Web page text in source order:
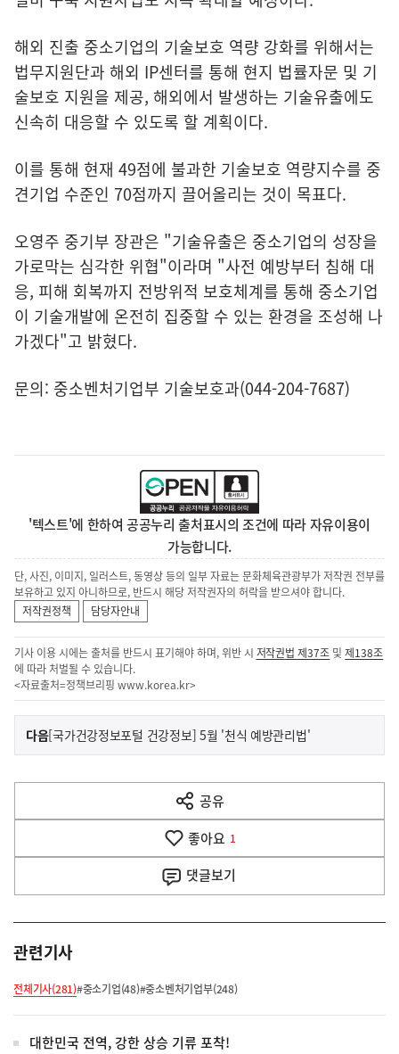
해외 진출 중소기업의 기술보호 역량 강화를 위해서는
법무지원단과 해외 IP센터를 통해 현지 법률자문 및 기
술보호 지원을 제공, 해외에서 발생하는 기술유출에도
신속히 대응할 수 있도록 할 계획이다.
이를 통해 현재 49점에 불과한 기술보호 역량지수를 중
견기업 수준인 70점까지 끌어올리는 것이 목표다.
오영주 중기부 장관은 "기술유출은 중소기업의 성장을
가로막는 심각한 위협"이라며 "사전 예방부터 침해 대
응, 피해 회복까지 전방위적 보호체계를 통해 중소기업
이 기술개발에 온전히 집중할 수 있는 환경을 조성해 나
가겠다"고 밝혔다.
문의: 중소벤처기업부 기술보호과(044-204-7687)
'텍스트'에 한하여 공공누리 출처표시의 조건에 따라 자유이용이
가능합니다.
단, 사진, 이미지, 일러스트, 동영상 등의 일부 자료는 문화체육관광부가 저작권 전부를
보유하고 있지 아니하므로, 반드시 해당 저작권자의 허락을 받으셔야 합니다.
저작권정책
담당자안내
기사 이용 시에는 출처를 반드시 표기해야 하며, 위반 시 저작권법 제37조 및제138조
에 따라 처벌될 수 있습니다.
<자료출처=정책브리핑 www.korea.kr>
이
전
다
음
다음기
사
[국가건강정보포털 건강정보] 5월 '천식 예방관리법'
공유
열
기
좋아요 1
댓글보기
관련기사
전체기사(281)#중소기업(48)#중소벤처기업부(248)
대한민국 전역, 강한 상승 기류 포착!